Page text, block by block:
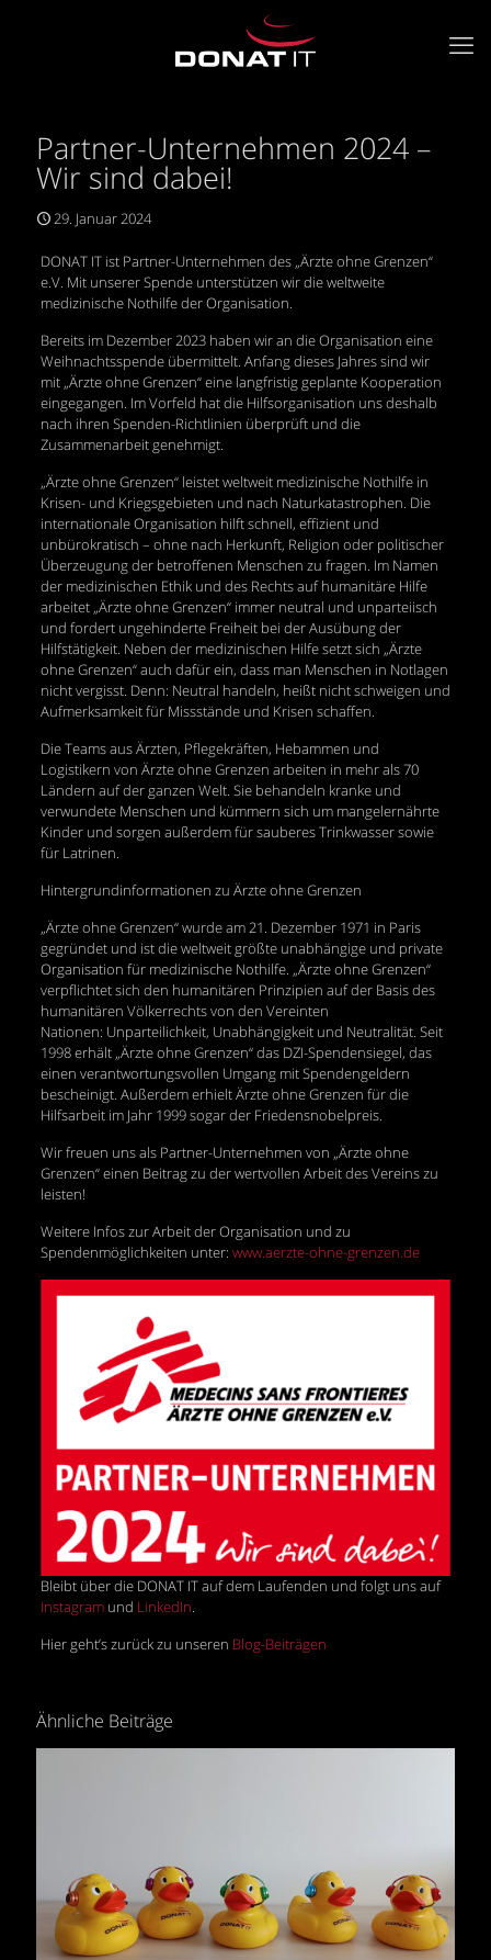
Partner-Unternehmen 2024 –
Wir sind dabei!
29. Januar 2024
DONAT IT ist Partner-Unternehmen des „Ärzte ohne Grenzen“
e.V. Mit unserer Spende unterstützen wir die weltweite
medizinische Nothilfe der Organisation.
Bereits im Dezember 2023 haben wir an die Organisation eine
Weihnachtsspende übermittelt. Anfang dieses Jahres sind wir
mit „Ärzte ohne Grenzen“ eine langfristig geplante Kooperation
eingegangen. Im Vorfeld hat die Hilfsorganisation uns deshalb
nach ihren Spenden-Richtlinien überprüft und die
Zusammenarbeit genehmigt.
„Ärzte ohne Grenzen“ leistet weltweit medizinische Nothilfe in
Krisen- und Kriegsgebieten und nach Naturkatastrophen. Die
internationale Organisation hilft schnell, effizient und
unbürokratisch – ohne nach Herkunft, Religion oder politischer
Überzeugung der betroffenen Menschen zu fragen. Im Namen
der medizinischen Ethik und des Rechts auf humanitäre Hilfe
arbeitet „Ärzte ohne Grenzen“ immer neutral und unparteiisch
und fordert ungehinderte Freiheit bei der Ausübung der
Hilfstätigkeit. Neben der medizinischen Hilfe setzt sich „Ärzte
ohne Grenzen“ auch dafür ein, dass man Menschen in Notlagen
nicht vergisst. Denn: Neutral handeln, heißt nicht schweigen und
Aufmerksamkeit für Missstände und Krisen schaffen.
Die Teams aus Ärzten, Pflegekräften, Hebammen und
Logistikern von Ärzte ohne Grenzen arbeiten in mehr als 70
Ländern auf der ganzen Welt. Sie behandeln kranke und
verwundete Menschen und kümmern sich um mangelernährte
Kinder und sorgen außerdem für sauberes Trinkwasser sowie
für Latrinen.
Hintergrundinformationen zu Ärzte ohne Grenzen
„Ärzte ohne Grenzen“ wurde am 21. Dezember 1971 in Paris
gegründet und ist die weltweit größte unabhängige und private
Organisation für medizinische Nothilfe. „Ärzte ohne Grenzen“
verpflichtet sich den humanitären Prinzipien auf der Basis des
humanitären Völkerrechts von den Vereinten
Nationen: Unparteilichkeit, Unabhängigkeit und Neutralität. Seit
1998 erhält „Ärzte ohne Grenzen“ das DZI-Spendensiegel, das
einen verantwortungsvollen Umgang mit Spendengeldern
bescheinigt. Außerdem erhielt Ärzte ohne Grenzen für die
Hilfsarbeit im Jahr 1999 sogar der Friedensnobelpreis.
Wir freuen uns als Partner-Unternehmen von „Ärzte ohne
Grenzen“ einen Beitrag zu der wertvollen Arbeit des Vereins zu
leisten!
Weitere Infos zur Arbeit der Organisation und zu
Spendenmöglichkeiten unter: www.aerzte-ohne-grenzen.de
Bleibt über die DONAT IT auf dem Laufenden und folgt uns auf
Instagram und LinkedIn.
Hier geht’s zurück zu unseren Blog-Beiträgen
Ähnliche Beiträge